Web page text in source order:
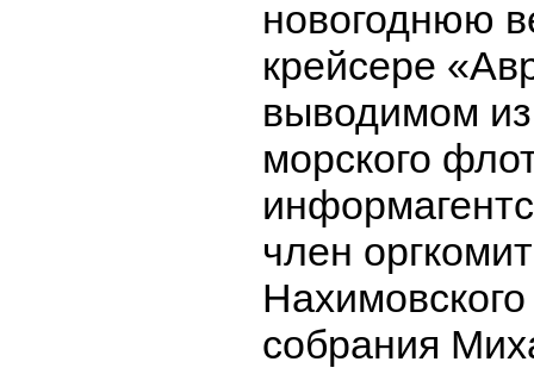
новогоднюю
крейсере
выводимом
морского
член
собрания